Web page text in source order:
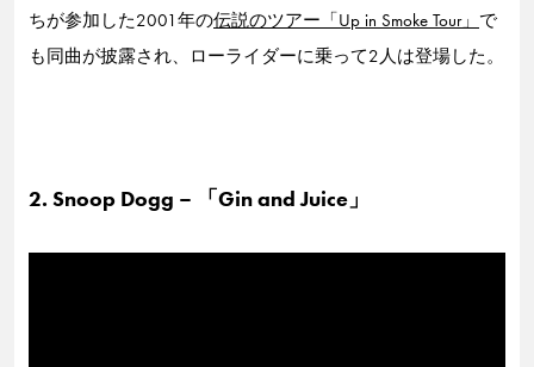
ちが参加した2001年の伝説のツアー「Up in Smoke Tour」 で
も同曲が披露され、ローライダーに乗って2人は登場した。
2. Snoop Dogg – 「Gin and Juice」